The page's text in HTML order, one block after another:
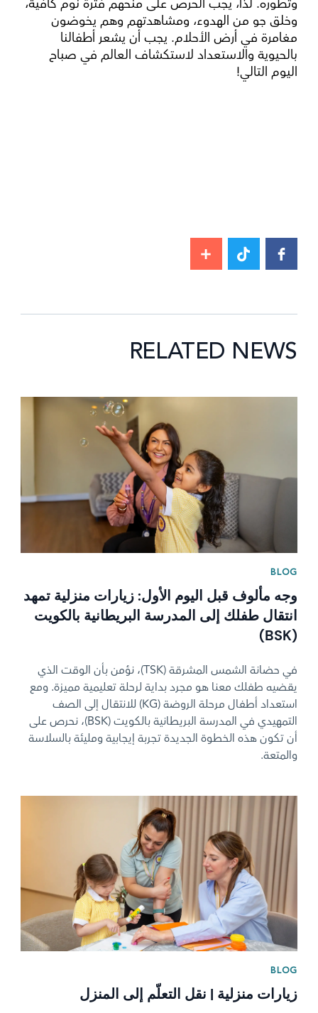
وتطوره. لذا، يجب الحرص على منحهم فترة نوم كافية،
وخلق جو من الهدوء، ومشاهدتهم وهم يخوضون
مغامرة في أرض الأحلام. يجب أن يشعر أطفالنا
بالحيوية والاستعداد لاستكشاف العالم في صباح
اليوم التالي!
RELATED NEWS
BLOG
وجه مألوف قبل اليوم الأول: زيارات منزلية تمهد
انتقال طفلك إلى المدرسة البريطانية بالكويت
(BSK)
في حضانة الشمس المشرقة (TSK)، نؤمن بأن الوقت الذي
يقضيه طفلك معنا هو مجرد بداية لرحلة تعليمية مميزة. ومع
استعداد أطفال مرحلة الروضة (KG) للانتقال إلى الصف
التمهيدي في المدرسة البريطانية بالكويت (BSK)، نحرص على
أن تكون هذه الخطوة الجديدة تجربة إيجابية ومليئة بالسلاسة
والمتعة.
News image
BLOG
زيارات منزلية | نقل التعلّم إلى المنزل